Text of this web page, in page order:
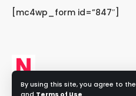
By using this site, you agree to the
[mc4wp_form id=”847″]